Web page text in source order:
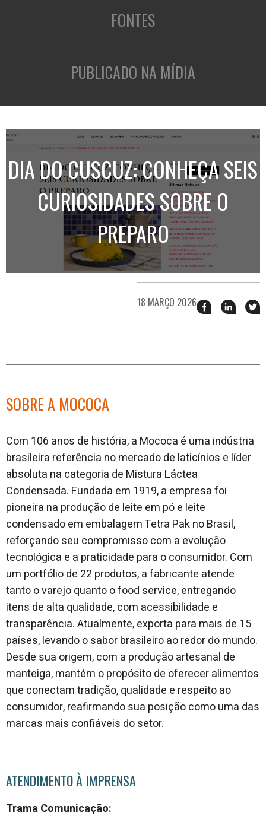
FONTES
PUBLICADO NA MÍDIA
DIA DO CUSCUZ: CONHEÇA SEIS
CURIOSIDADES SOBRE O
PREPARO
18 MARÇO 2026 Compartilhar
esse
no
esse
no
SOBRE A MOCOCA
Com 106 anos de história, a Mococa é uma indústria
brasileira referência no mercado de laticínios e líder
absoluta na categoria de Mistura Láctea
Condensada. Fundada em 1919, a empresa foi
pioneira na produção de leite em pó e leite
condensado em embalagem Tetra Pak no Brasil,
reforçando seu compromisso com a evolução
tecnológica e a praticidade para o consumidor. Com
um portfólio de 22 produtos, a fabricante atende
tanto o varejo quanto o food service, entregando
itens de alta qualidade, com acessibilidade e
transparência. Atualmente, exporta para mais de 15
países, levando o sabor brasileiro ao redor do mundo.
Desde sua origem, com a produção artesanal de
manteiga, mantém o propósito de oferecer alimentos
que conectam tradição, qualidade e respeito ao
consumidor, reafirmando sua posição como uma das
marcas mais confiáveis do setor.
ATENDIMENTO À IMPRENSA
Trama Comunicação: